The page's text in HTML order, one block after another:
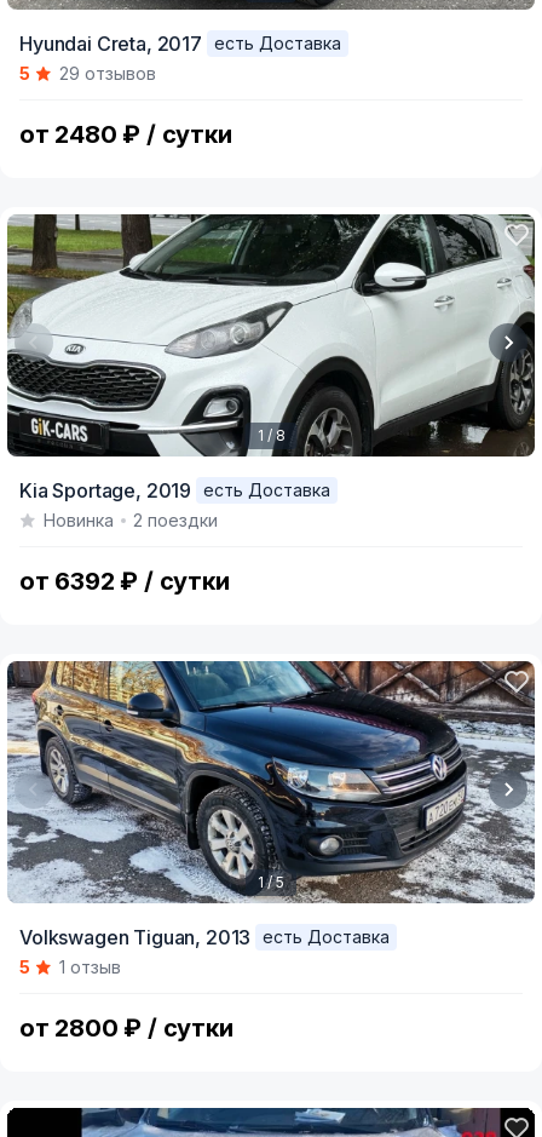
of
Hyundai Creta, 2017
есть Доставка
5
29 отзывов
от 2480 ₽ / сутки
of
1 / 8
Kia Sportage, 2019
есть Доставка
Новинка
2 поездки
от 6392 ₽ / сутки
of
1 / 5
Volkswagen Tiguan, 2013
есть Доставка
5
1 отзыв
от 2800 ₽ / сутки